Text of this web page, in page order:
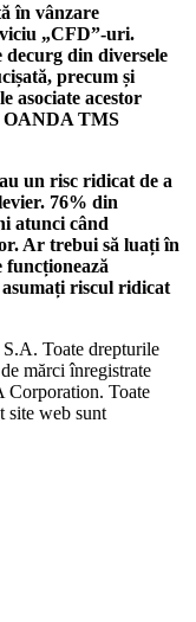
în vânzare
„CFD”-uri.
din diversele
precum și
asociate acestor
OANDA TMS
un risc ridicat de a
76% din
atunci când
Ar trebui să luați în
funcționează
riscul ridicat
Toate drepturile
mărci înregistrate
Toate
site web sunt